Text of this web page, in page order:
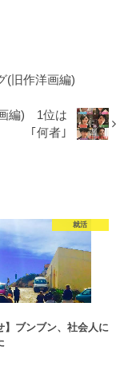
(旧作洋画編)
編) 1位は
｢何者｣
就活
】ブンブン、社会人に